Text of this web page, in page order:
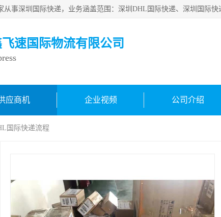
速国际物流有限公司
应商机 企业视频 公司介绍
国际快递流程